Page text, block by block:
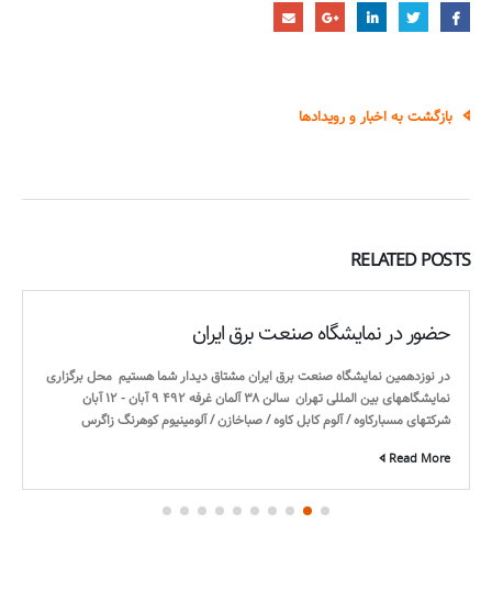
بازگشت به اخبار و رویدادها
RELATEDPOSTS
حضور در نمایشگاه صنعت برق ایران
در نوزدهمین نمایشگاه صنعت برق ایران مشتاق دیدار شما هستیم محل برگزاری
نمایشگاههای بین المللی تهران سالن ۳۸ آلمان غرفه ۴۹۲ ۹ آبان - ۱۲ آبان
شرکتهای مسبارکاوه / آلوم کابل کاوه / صباخازن / آلومینیوم کوهرنگ زاگرس
Read More